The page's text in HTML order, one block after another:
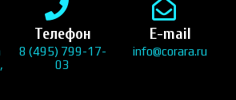
Телефон
8 (495) 799-17-
03
E-mail
info@corara.ru